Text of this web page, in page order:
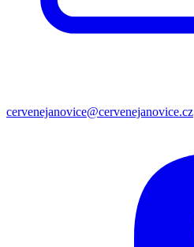
cervenejanovice@cervenejanovice.cz